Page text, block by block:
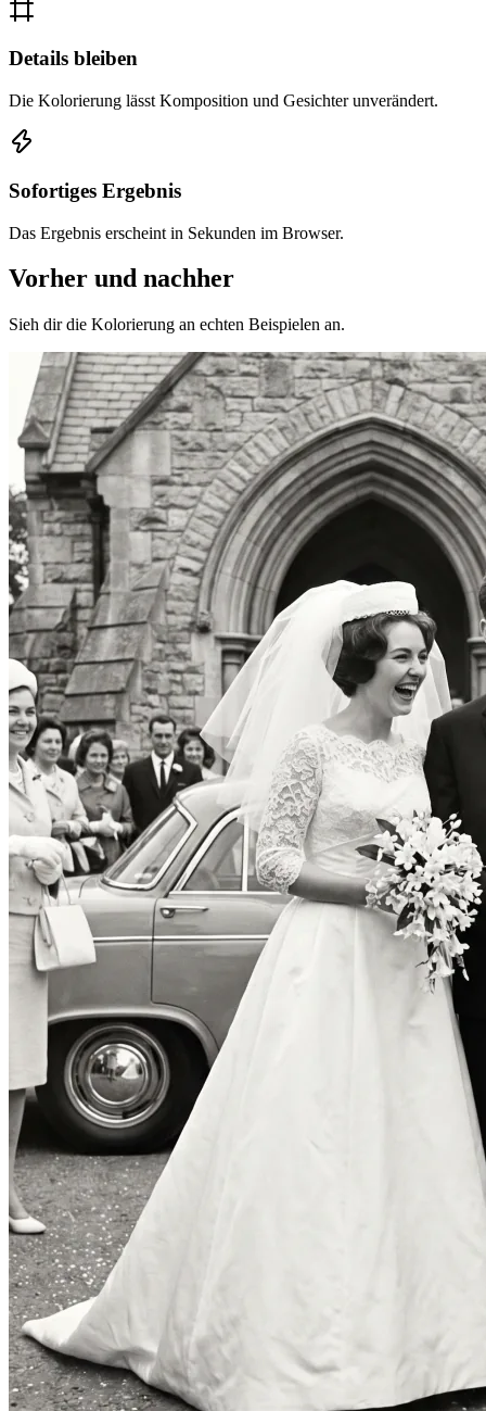
Details bleiben
Die Kolorierung lässt Komposition und Gesichter unverändert.
Sofortiges Ergebnis
Das Ergebnis erscheint in Sekunden im Browser.
Vorher und nachher
Sieh dir die Kolorierung an echten Beispielen an.